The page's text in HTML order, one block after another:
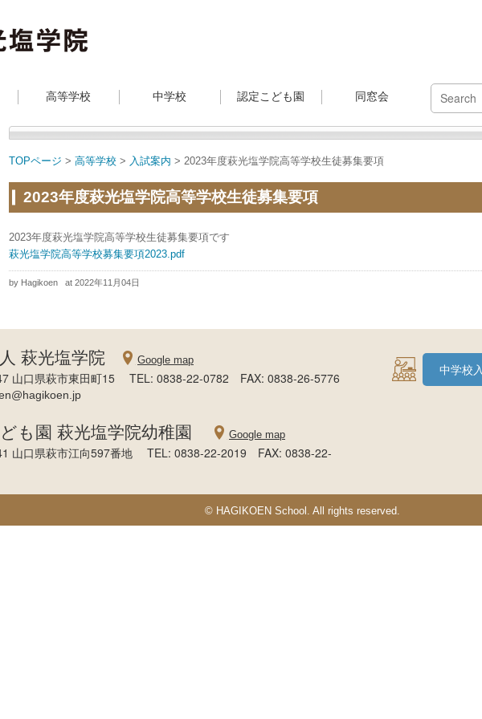
高等学校 中学校 認定こども園 同窓会
TOPページ > 高等学校 > 入試案内 > 2023年度萩光塩学院高等学校生徒募集要項
2023年度萩光塩学院高等学校生徒募集要項
2023年度萩光塩学院高等学校生徒募集要項です
萩光塩学院高等学校募集要項2023.pdf
by Hagikoen at 2022年11月04日
萩光塩学院 Google map
山口県萩市東田町15 TEL: 0838-22-0782 FAX: 0838-26-5776
も園 萩光塩学院幼稚園 Google map
山口県萩市江向597番地 TEL: 0838-22-2019 FAX: 0838-22-
中学校
© HAGIKOEN School. All rights reserved.